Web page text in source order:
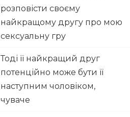
розповісти своєму
найкращому другу про мою
сексуальну гру
Тоді її найкращий друг
потенційно може бути її
наступним чоловіком,
чуваче